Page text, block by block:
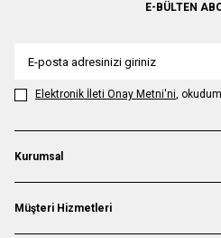
E-BÜLTEN
Elektronik İleti Onay Metni'ni,
Kurumsal
Müşteri Hizmetleri